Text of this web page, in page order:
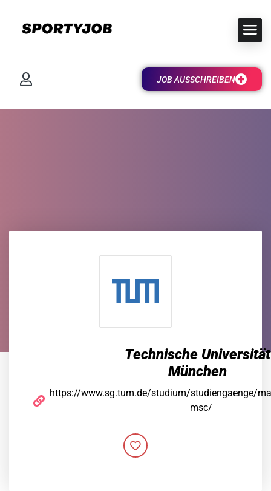
JOB AUSSCHREIBEN
Technische Universität
München
https://www.sg.tum.de/studium/studiengaenge/
msc/